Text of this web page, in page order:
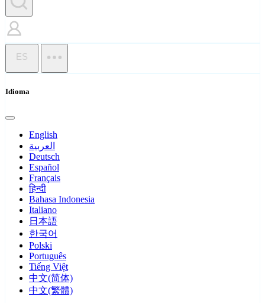
ES
Idioma
English
العربية
Deutsch
Español
Français
हिन्दी
Bahasa Indonesia
Italiano
日本語
한국어
Polski
Português
Tiếng Việt
中文(简体)
中文(繁體)